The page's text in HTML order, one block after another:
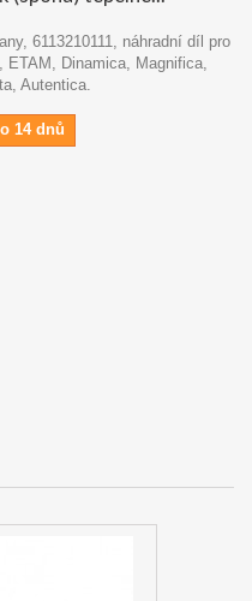
6113210111, náhradní díl pro
ETAM, Dinamica, Magnifica,
Autentica.
14 dnů